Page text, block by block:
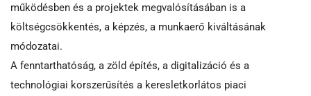
működésben és a projektek megvalósításában is a
költségcsökkentés, a képzés, a munkaerő kiváltásának
módozatai.
A fenntarthatóság, a zöld építés, a digitalizáció és a
technológiai korszerűsítés a keresletkorlátos piaci